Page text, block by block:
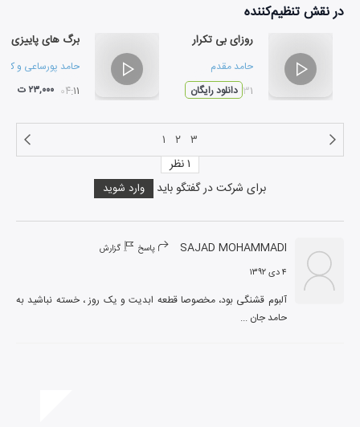
در نقشتنظیم‌کننده
روزای بی تکرار
حامد مقدم
۰۴:۳۱دانلود رایگان
برگ های پاییزی
حامد پورساعی و
۰۴:۱۱ ۲۳,۰۰۰ ت
۱ ۲ ۳
برای شرکت در گفتگو باید وارد شوید
۱نظر
SAJAD MOHAMMADI پاسخ گزارش
۴ دی ۱۳۹۲
آلبوم قشنگی بود، مخصوصا قطعه ابدیت و یک روز ، خسته نباشید به
حامد جان ...